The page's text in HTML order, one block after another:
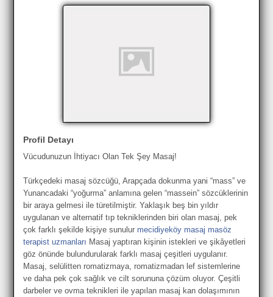
Profil Detayı
Vücudunuzun İhtiyacı Olan Tek Şey Masaj!
Türkçedeki masaj sözcüğü, Arapçada dokunma yani “mass” ve
Yunancadaki “yoğurma” anlamına gelen “massein” sözcüklerinin
bir araya gelmesi ile türetilmiştir. Yaklaşık beş bin yıldır
uygulanan ve alternatif tıp tekniklerinden biri olan masaj, pek
çok farklı şekilde kişiye sunulur mecidiyeköy masaj masöz
terapist uzmanları Masaj yaptıran kişinin istekleri ve şikâyetleri
göz önünde bulundurularak farklı masaj çeşitleri uygulanır.
Masaj, selülitten romatizmaya, romatizmadan lef sistemlerine
ve daha pek çok sağlık ve cilt sorununa çözüm oluyor. Çeşitli
darbeler ve ovma teknikleri ile yapılan masaj kan dolaşımının